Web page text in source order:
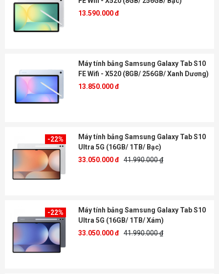
13.590.000 đ
Máy tính bảng Samsung Galaxy Tab S10
FE Wifi - X520 (8GB/ 256GB/ Xanh Dương)
13.850.000 đ
-22%
Máy tính bảng Samsung Galaxy Tab S10
Ultra 5G (16GB/ 1TB/ Bạc)
33.050.000 đ 41.990.000 ₫
-22%
Máy tính bảng Samsung Galaxy Tab S10
Ultra 5G (16GB/ 1TB/ Xám)
33.050.000 đ 41.990.000 ₫